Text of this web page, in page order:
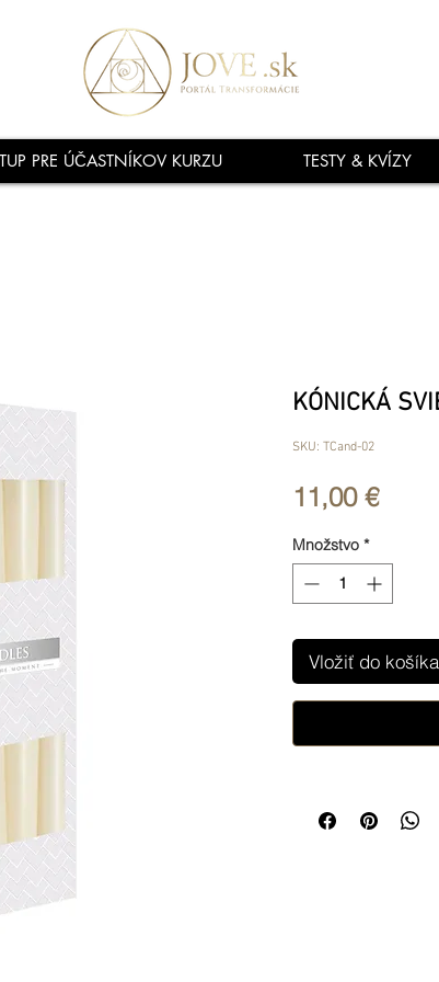
PRE ÚČASTNÍKOV KURZU TESTY & KVÍZY
KÓNICKÁ
SKU: TCand-02
11,00 €Price
Množstvo *
Vložiť do košíka